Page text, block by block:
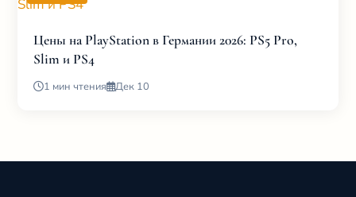
Цены на PlayStation в Германии 2026: PS5 Pro,
Slim и PS4
1 мин чтения Дек 10